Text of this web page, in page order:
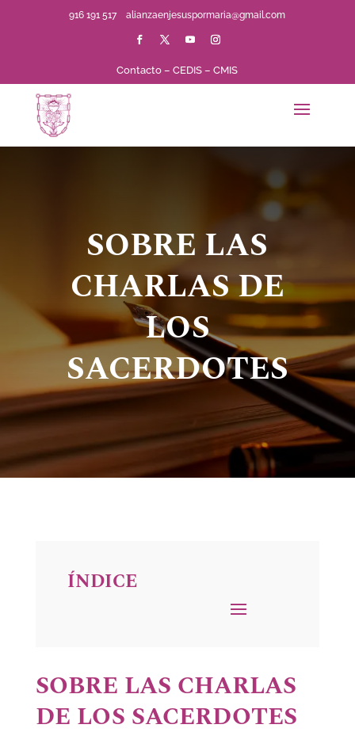
916 191 517alianzaenjesuspormaria@gmail.com
Contacto –CEDIS –CMIS
SOBRE LAS
CHARLAS DE
LOS
SACERDOTES
ÍNDICE
SOBRE LAS CHARLAS
DE LOS SACERDOTES